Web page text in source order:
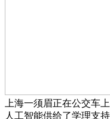
上海一须眉正在公交车
人工智能供给了学理支